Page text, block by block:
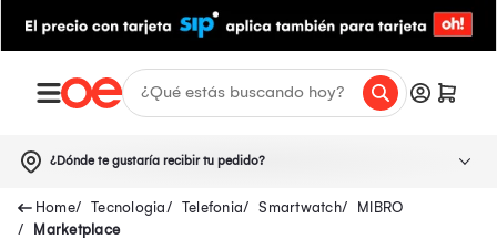
¿Dónde te gustaría recibir tu pedido?
Tecnologia Telefonia Smartwatch
MIBRO
Marketplace